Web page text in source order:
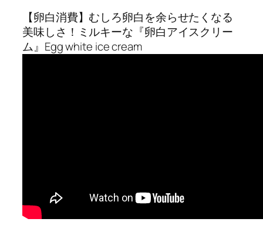
【卵白消費】むしろ卵白を余らせたくなる
美味しさ！ミルキーな『卵白アイスクリー
ム』Egg white ice cream